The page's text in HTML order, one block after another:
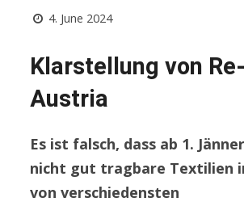
4. June 2024
Klarstellung von
Austria
Es ist falsch, dass ab 1.
nicht gut tragbare Textilien
von verschiedensten